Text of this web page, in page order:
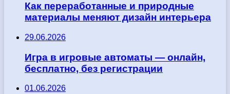
Как переработанные и природные
материалы меняют дизайн интерьера
29.06.2026
Игра в игровые автоматы — онлайн,
бесплатно, без регистрации
01.06.2026